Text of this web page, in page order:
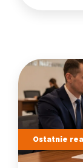
to nie
Ostatnie